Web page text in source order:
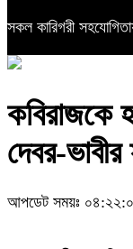
সকল কারিগরী
কবিরাজকে
দেবর-
আপডেট সময়ঃ